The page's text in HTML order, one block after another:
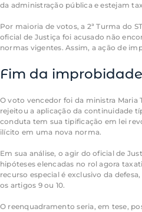
da administração pública e estejam
Por maioria de votos, a 2ª Turma do
oficial de Justiça foi acusado não
normas vigentes. Assim, a ação de
Fim da improbidade
O voto vencedor foi da ministra Maria
rejeitou a aplicação da continuidade
conduta tem sua tipificação em lei
ilícito em uma nova norma.
Em sua análise, o agir do oficial de
hipóteses elencadas no rol agora
recurso especial é exclusivo da
os artigos 9 ou 10.
O reenquadramento seria, em tese,